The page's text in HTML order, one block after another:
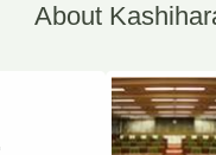
About